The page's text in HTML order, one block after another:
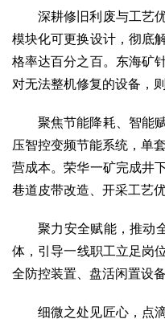
深耕修旧利废与工艺
模块化可更换设计，彻底
格率达百分之百。东海矿
对无法整机修复的设备，
聚焦节能降耗、智能
压智控变频节能系统，单
营成本。荣华一矿完成井
巷道皮带改造、开采工艺
聚力安全赋能，推动
体，引导一线职工立足岗
全防控装置、盘活闲置设
细微之处见匠心，点